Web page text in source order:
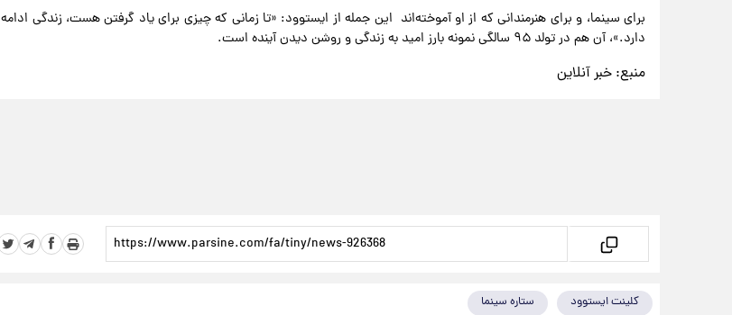
برای سینما، و برای هنرمندانی که از او آموخته‌اند این جمله از ایستوود: «تا زمانی که چیزی برای یاد گرفتن هست، زندگی ادامه
دارد.»، آن هم در تولد ۹۵ سالگی نمونه بارز امید به زندگی و روشن دیدن آینده است.
منبع: خبر آنلاین
کلینت ایستوود ستاره سینما